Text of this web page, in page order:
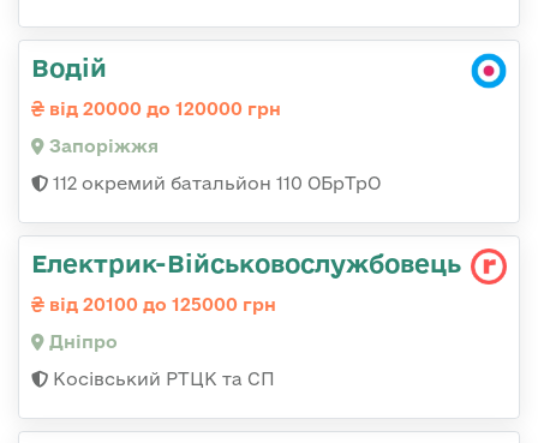
Водій
від 20000 до 120000 грн
Запоріжжя
112 окремий батальйон 110 ОБрТрО
Електрик-Військовослужбовець
від 20100 до 125000 грн
Дніпро
Косівський РТЦК та СП